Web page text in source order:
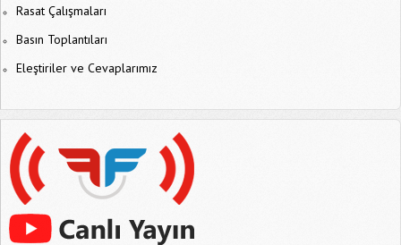
Rasat Çalışmaları
Basın Toplantıları
Eleştiriler ve Cevaplarımız